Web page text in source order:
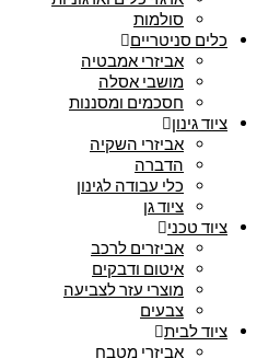
סולמות
כלים סניטריים
אביזרי אמבטיה
מושבי אסלה
חסכמים ומסננות
ציוד גינון
אביזרי השקיה
הדברה
כלי עבודה לגינון
ציוד גן
ציוד טכני
אביזרים לרכב
איטום ודבקים
מוצרי עזר לצביעה
צבעים
ציוד לבית
אביזרי מטבח